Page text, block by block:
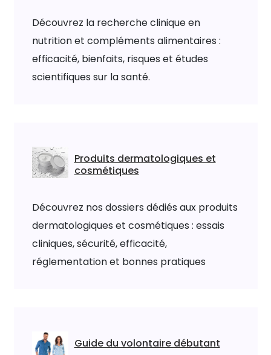
Découvrez la recherche clinique en
nutrition et compléments alimentaires :
efficacité, bienfaits, risques et études
scientifiques sur la santé.
Produits dermatologiques et
cosmétiques
Découvrez nos dossiers dédiés aux produits
dermatologiques et cosmétiques : essais
cliniques, sécurité, efficacité,
réglementation et bonnes pratiques
Guide du volontaire débutant